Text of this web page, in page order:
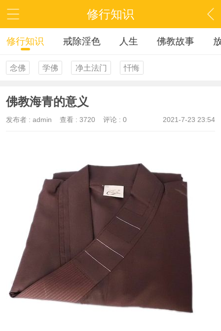
修行知识
修行知识 戒除淫色 人生 佛教故事
念佛 学佛 净土法门 忏悔
佛教海青的意义
2021-7-23 23:54
发布者 : admin 查看 : 3720 评论 : 0